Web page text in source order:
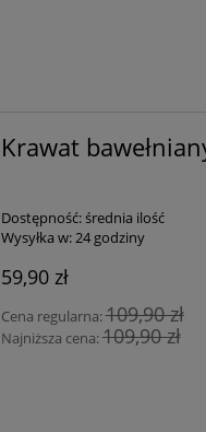
Krawat
Dostępność:średnia ilość
Wysyłka w: 24 godziny
59,90 zł
Cena regularna:109,90 zł
Najniższa cena:109,90 zł